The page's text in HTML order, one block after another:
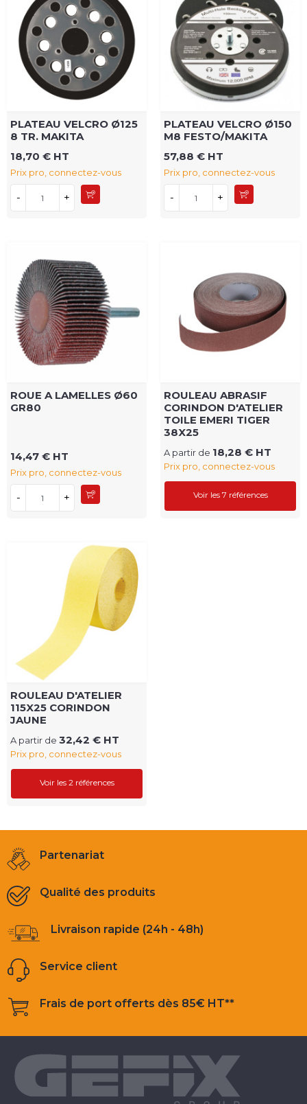
PLATEAU VELCRO Ø125
8 TR. MAKITA
18,70 € HT
Prix pro, connectez-vous
- +
PLATEAU VELCRO Ø150
M8 FESTO/MAKITA
57,88 € HT
Prix pro, connectez-vous
- +
ROUE A LAMELLES Ø60
GR80
14,47 € HT
Prix pro, connectez-vous
- +
ROULEAU ABRASIF
CORINDON D'ATELIER
TOILE EMERI TIGER
38X25
A partir de 18,28 € HT
Prix pro, connectez-vous
Voir les 7 références
ROULEAU D'ATELIER
115X25 CORINDON
JAUNE
A partir de 32,42 € HT
Prix pro, connectez-vous
Voir les 2 références
Partenariat
Qualité des produits
Livraison rapide (24h - 48h)
Service client
Frais de port offerts dès 85€ HT**